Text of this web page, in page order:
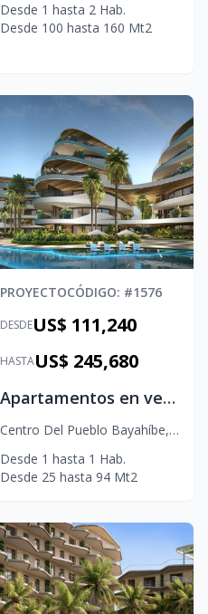
Desde 1 hasta 2 Hab.
Desde 100 hasta 160 Mt2
PROYECTOCÓDIGO: #1576
DESDEUS$ 111,240
HASTAUS$ 245,680
Apartamentos en venta en Bayahíbe – Le Nid desde US$114,000
Centro Del Pueblo Bayahíbe, San
Desde 1 hasta 1 Hab.
Desde 25 hasta 94 Mt2